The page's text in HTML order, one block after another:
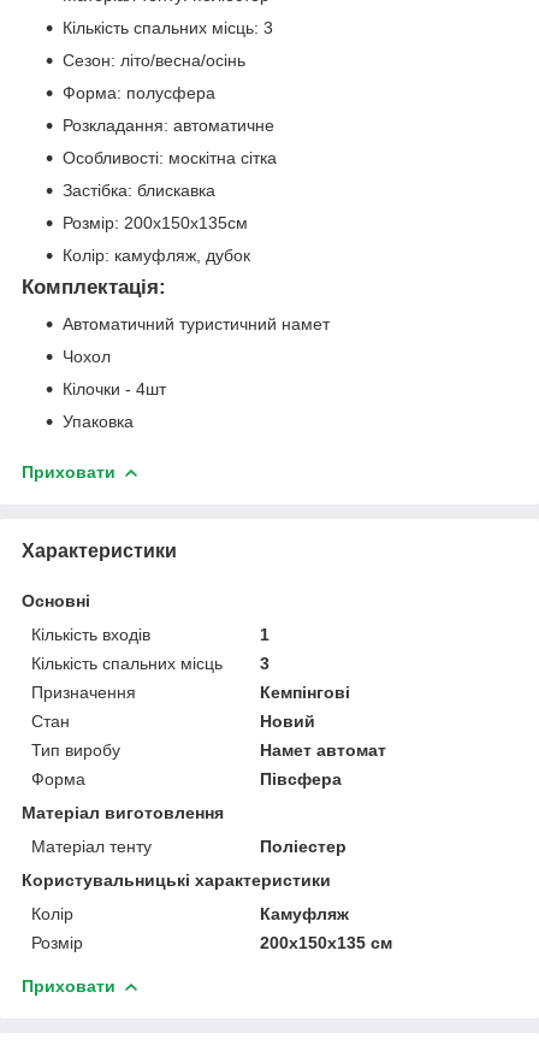
Кількість спальних місць: 3
Сезон: літо/весна/осінь
Форма: полусфера
Розкладання: автоматичне
Особливості: москітна сітка
Застібка: блискавка
Розмір: 200x150x135см
Колір: камуфляж, дубок
Комплектація:
Автоматичний туристичний намет
Чохол
Кілочки - 4шт
Упаковка
Приховати
Характеристики
Основні
Кількість входів
1
Кількість спальних місць
3
Призначення
Кемпінгові
Стан
Новий
Тип виробу
Намет автомат
Форма
Півсфера
Матеріал виготовлення
Матеріал тенту
Поліестер
Користувальницькі характеристики
Колір
Камуфляж
Розмір
200x150x135 см
Приховати